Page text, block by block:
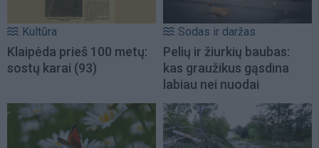
Kultūra
Klaipėda prieš 100 metų:
sostų karai (93)
Sodas ir daržas
Pelių ir žiurkių baubas:
kas graužikus gąsdina
labiau nei nuodai